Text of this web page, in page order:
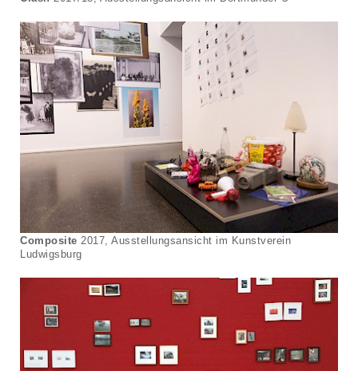
Composite 2017, Ausstellungsansicht im Kunstverein
Ludwigsburg